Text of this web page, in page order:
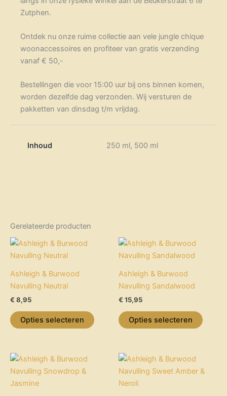
Zutphen.
Ontdek nu onze ruime collectie aan vele jungle chique
woonaccessoires en profiteer van gratis verzending
vanaf € 50,-
Bestellingen die voor 15:00 uur bij ons binnen komen,
worden dezelfde dag verzonden. Wij versturen de
pakketten van dinsdag t/m vrijdag.
Inhoud 250 ml, 500 ml
Gerelateerde producten
Ashleigh & Burwood
Navulling Neutral
€ 8,95
Opties selecteren
Dit
product
meerdere
variaties.
Deze
optie
kan
worden
Ashleigh & Burwood
Navulling Sandalwood
€ 15,95
Opties selecteren
Dit
product
meerdere
variaties.
Deze
optie
kan
worden
Dit
product
heeft
Dit
product
heeft